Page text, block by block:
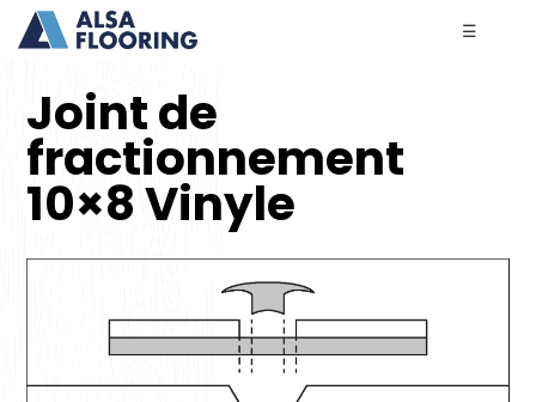
☰
Joint de
fractionnement
10×8 Vinyle